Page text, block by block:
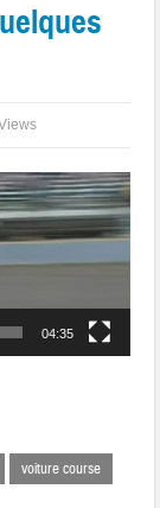
04:35
voiture course